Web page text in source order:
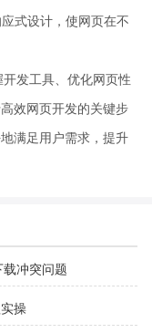
式设计，使网页在不
发工具、优化网页性
效网页开发的关键步
满足用户需求，提升
载冲突问题
操